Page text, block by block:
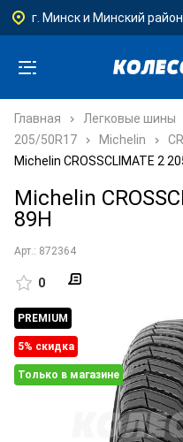
г. Минск и Минский район
Главная Легковые шины
205/50R17
Michelin
Michelin CROSSCLIMATE 2
Michelin
89H
Арт.: 872364
0
PREMIUM
5% cкидка
Только в магазине